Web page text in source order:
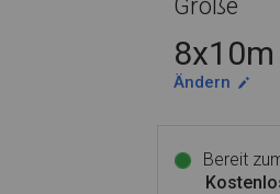
Größe
Ändern
Bereit